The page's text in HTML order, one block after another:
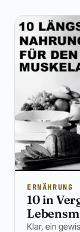
ERNÄHRUNG
10 in
Klar, ein